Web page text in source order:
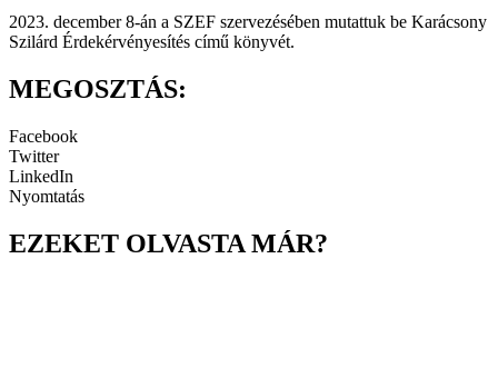
2023. december 8-án a SZEF szervezésében mutattuk be Karácsony
Szilárd Érdekérvényesítés című könyvét.
MEGOSZTÁS:
Facebook
Twitter
LinkedIn
Nyomtatás
EZEKET OLVASTA MÁR?